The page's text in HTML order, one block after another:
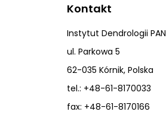
Kontakt
Instytut Dendrologii PAN
ul. Parkowa 5
62-035 Kórnik, Polska
tel.: +48-61-8170033
fax: +48-61-8170166